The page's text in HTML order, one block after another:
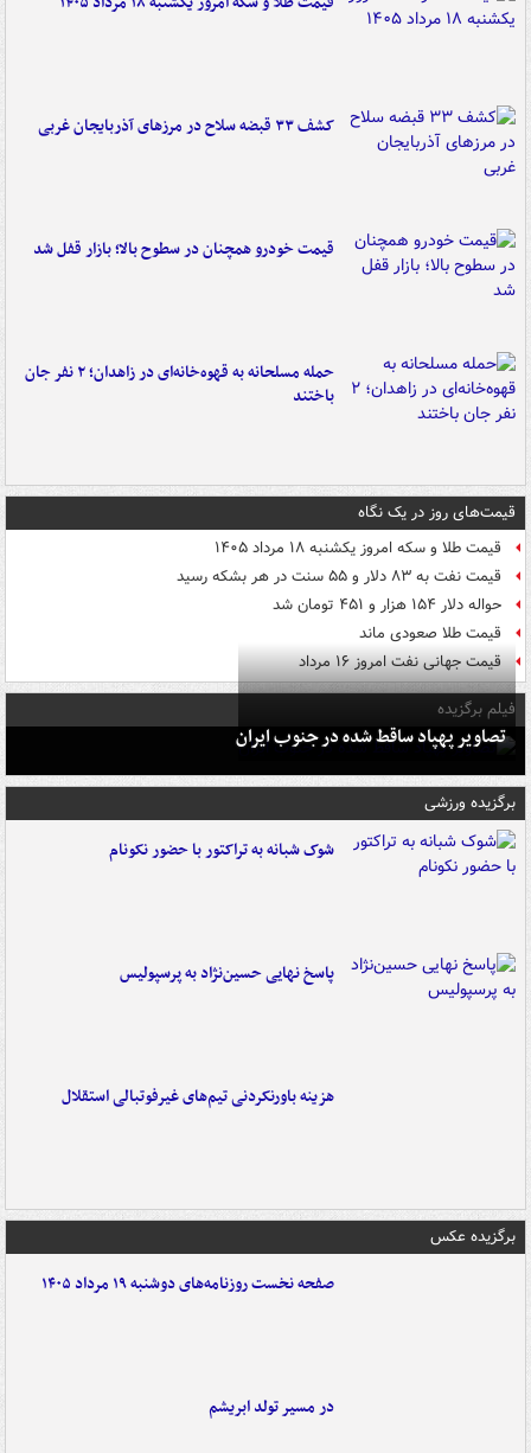
کشف ۳۳ قبضه سلاح در مرزهای آذربایجان غربی
قیمت خودرو همچنان در سطوح بالا؛ بازار قفل شد
حمله مسلحانه به قهوه‌خانه‌ای در زاهدان؛ ۲ نفر جان
باختند
قیمت‌های روز در یک نگاه
قیمت طلا و سکه امروز یکشنبه ۱۸ مرداد ۱۴۰۵
قیمت نفت به ۸۳ دلار و ۵۵ سنت در هر بشکه رسید
حواله دلار ۱۵۴ هزار و ۴۵۱ تومان شد
قیمت طلا صعودی ماند
قیمت جهانی نفت امروز ۱۶ مرداد
فیلم برگزیده
تصاویر پهپاد ساقط شده در جنوب ایران
برگزیده ورزشی
شوک شبانه به تراکتور با حضور نکونام
پاسخ نهایی حسین‌نژاد به پرسپولیس
هزینه باورنکردنی تیم‌های غیرفوتبالی استقلال
برگزیده عکس
صفحه نخست روزنامه‌های دوشنبه ۱۹ مرداد ۱۴۰۵
در مسیر تولد ابریشم